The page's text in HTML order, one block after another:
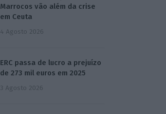
Marrocos vão além da crise
em Ceuta
4 Agosto 2026
ERC passa de lucro a prejuízo
de 273 mil euros em 2025
3 Agosto 2026